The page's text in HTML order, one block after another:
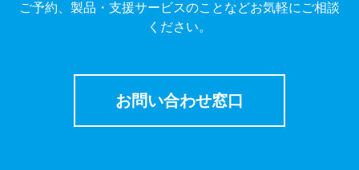
ご予約、製品・支援サービスのことなどお気軽にご相談
ください。
お問い合わせ窓口